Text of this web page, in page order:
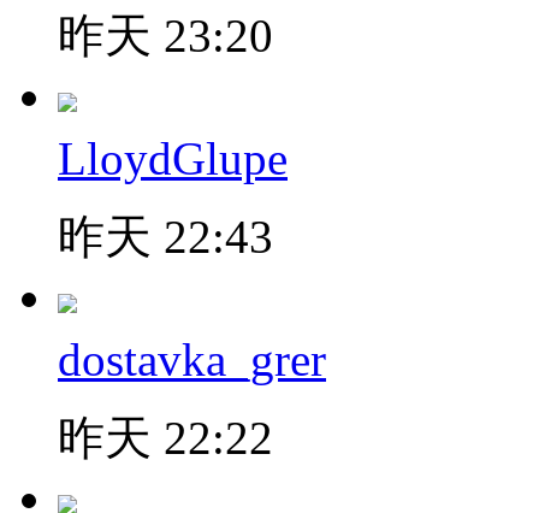
昨天 23:20
LloydGlupe
昨天 22:43
dostavka_grer
昨天 22:22